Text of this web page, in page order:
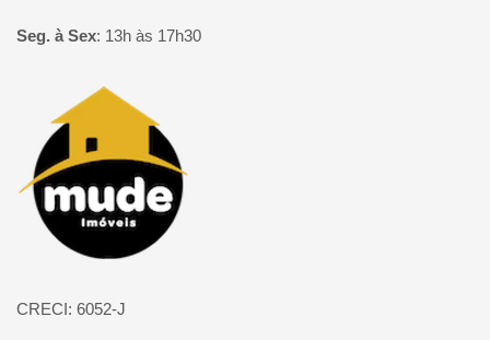
Seg. à Sex: 13h às 17h30
Página inicial
CRECI: 6052-J